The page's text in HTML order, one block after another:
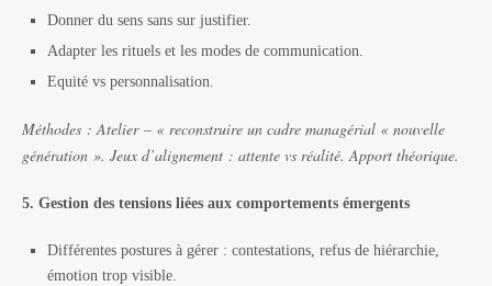
Donner du sens sans sur justifier.
Adapter les rituels et les modes de communication.
Equité vs personnalisation.
Méthodes :Atelier – « reconstruire un cadre managérial « nouvelle
génération ». Jeux d’alignement : attente vs réalité. Apport théorique.
5. Gestion des tensions liées aux comportements émergents
Différentes postures à gérer : contestations, refus de hiérarchie,
émotion trop visible.